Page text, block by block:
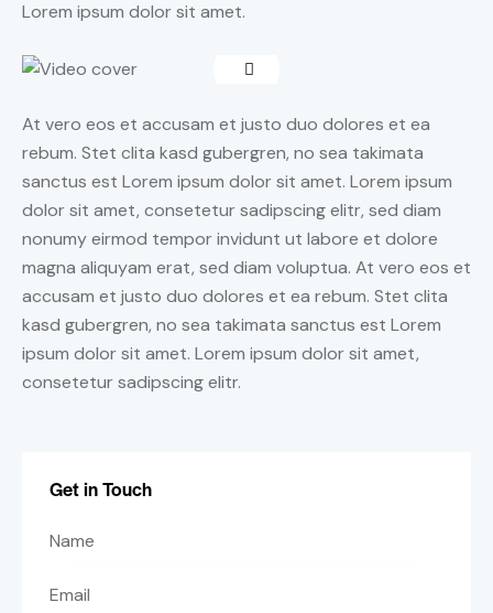
Lorem ipsum dolor sit amet.
At vero eos et accusam et justo duo dolores et ea
rebum. Stet clita kasd gubergren, no sea takimata
sanctus est Lorem ipsum dolor sit amet. Lorem ipsum
dolor sit amet, consetetur sadipscing elitr, sed diam
nonumy eirmod tempor invidunt ut labore et dolore
magna aliquyam erat, sed diam voluptua. At vero eos et
accusam et justo duo dolores et ea rebum. Stet clita
kasd gubergren, no sea takimata sanctus est Lorem
ipsum dolor sit amet. Lorem ipsum dolor sit amet,
consetetur sadipscing elitr.
Get in Touch